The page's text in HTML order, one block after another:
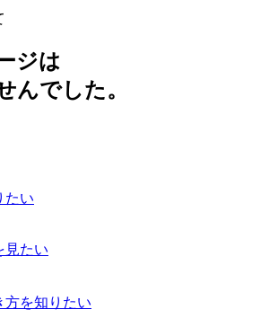
ジは
んでした。
たい
見たい
方を知りたい